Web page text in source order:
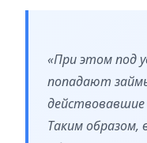
«При этом под
попадают
действовавшие
Таким